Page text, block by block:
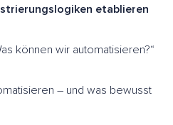
etablieren
können wir automatisieren?“
– und was bewusst